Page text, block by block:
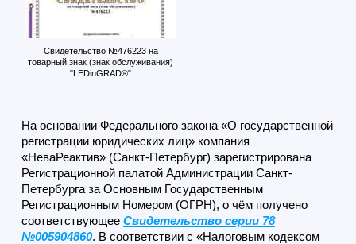
Свидетельство №476223 на
товарный знак (знак обслуживания)
"LEDinGRAD®"
На основании Федерального закона «О государственной
регистрации юридических лиц» компания
«НеваРеактив» (Санкт-Петербург) зарегистрирована
Регистрационной палатой Администрации Санкт-
Петербурга за Основным Государственным
Регистрационным Номером (ОГРН), о чём получено
соответствующее Свидетельство серии 78
№005904860. В соответствии с «Налоговым кодексом